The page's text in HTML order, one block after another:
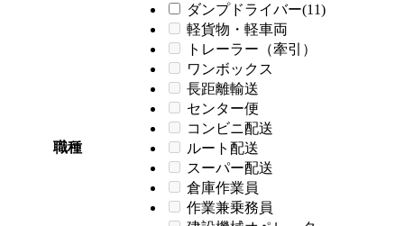
職種
ダンプドライバー(11)
軽貨物・軽車両
トレーラー（牽引）
ワンボックス
長距離輸送
センター便
コンビニ配送
ルート配送
スーパー配送
倉庫作業員
作業兼乗務員